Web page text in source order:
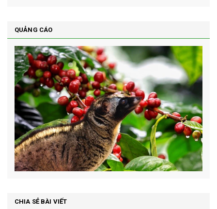
QUẢNG CÁO
CHIA SẺ BÀI VIẾT